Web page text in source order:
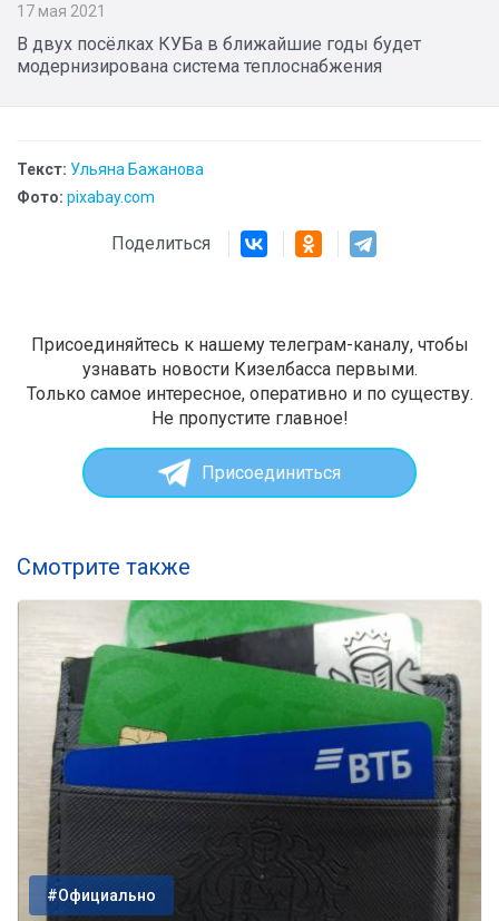
17 мая 2021
В двух посёлках КУБа в ближайшие годы будет
модернизирована система теплоснабжения
Текст: Ульяна Бажанова
Фото: pixabay.com
Поделиться
Присоединяйтесь к нашему телеграм-каналу, чтобы
узнавать новости Кизелбасса первыми.
Только самое интересное, оперативно и по существу.
Не пропустите главное!
Присоединиться
Смотрите также
#Официально